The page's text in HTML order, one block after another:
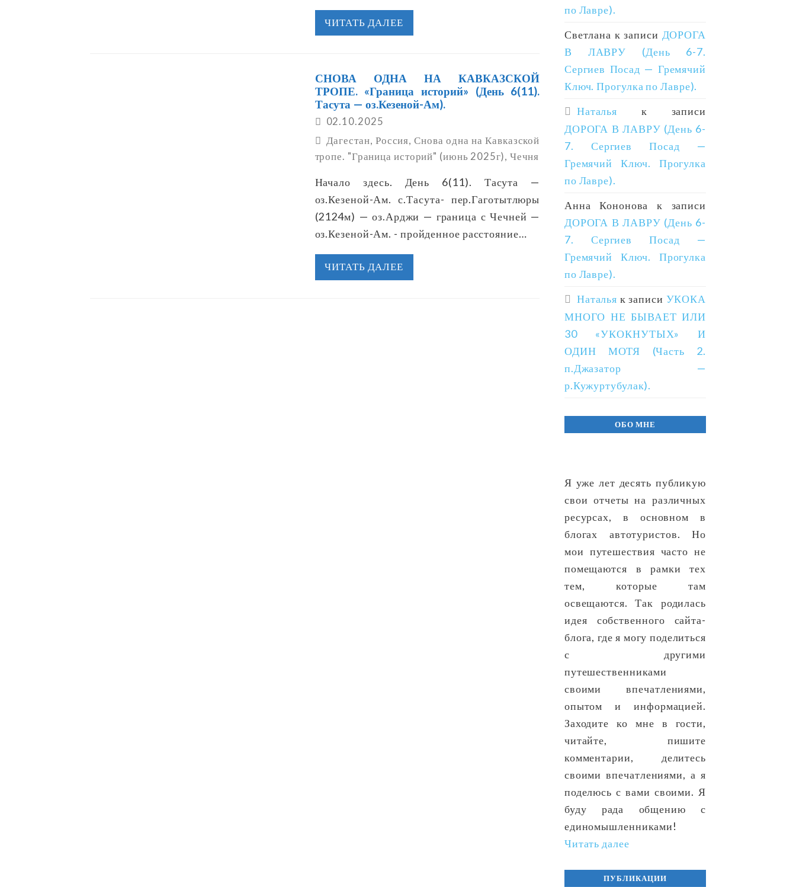
ЧИТАТЬ ДАЛЕЕ
СНОВА ОДНА НА КАВКАЗСКОЙ
ТРОПЕ. «Граница историй» (День 6(11).
Тасута — оз.Кезеной-Ам).
02.10.2025
Дагестан, Россия,Снова одна на Кавказской
тропе. "Граница историй" (июнь 2025г), Чечня
Начало здесь. День 6(11). Тасута —
оз.Кезеной-Ам. с.Тасута- пер.Гаготытлюры
(2124м) — оз.Арджи — граница с Чечней —
оз.Кезеной-Ам. - пройденное расстояние…
ЧИТАТЬ ДАЛЕЕ
по Лавре).
Светлана к записи ДОРОГА
В ЛАВРУ (День 6-7.
Сергиев Посад — Гремячий
Ключ. Прогулка по Лавре).
Наталья к записи
ДОРОГА В ЛАВРУ (День 6-
7. Сергиев Посад —
Гремячий Ключ. Прогулка
по Лавре).
Анна Кононова
к записи
ДОРОГА В ЛАВРУ (День 6-
7. Сергиев Посад —
Гремячий Ключ. Прогулка
по Лавре).
Наталья к записи УКОКА
МНОГО НЕ БЫВАЕТ ИЛИ
30 «УКОКНУТЫХ» И
ОДИН МОТЯ (Часть 2.
п.Джазатор —
р.Кужуртубулак).
ОБО МНЕ
Я уже лет десять публикую
свои отчеты на различных
ресурсах, в основном в
блогах автотуристов. Но
мои путешествия часто не
помещаются в рамки тех
тем, которые там
освещаются. Так родилась
идея собственного сайта-
блога, где я могу поделиться
с другими
путешественниками
своими впечатлениями,
опытом и информацией.
Заходите ко мне в гости,
читайте, пишите
комментарии, делитесь
своими впечатлениями, а я
поделюсь с вами своими. Я
буду рада общению с
единомышленниками!
Читать далее
ПУБЛИКАЦИИ